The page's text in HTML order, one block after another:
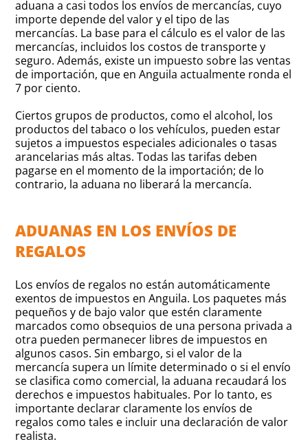
aduana a casi todos los envíos de mercancías, cuyo
importe depende del valor y el tipo de las
mercancías. La base para el cálculo es el valor de las
mercancías, incluidos los costos de transporte y
seguro. Además, existe un impuesto sobre las ventas
de importación, que en Anguila actualmente ronda el
7 por ciento.
Ciertos grupos de productos, como el alcohol, los
productos del tabaco o los vehículos, pueden estar
sujetos a impuestos especiales adicionales o tasas
arancelarias más altas. Todas las tarifas deben
pagarse en el momento de la importación; de lo
contrario, la aduana no liberará la mercancía.
ADUANAS EN LOS ENVÍOS DE
REGALOS
Los envíos de regalos no están automáticamente
exentos de impuestos en Anguila. Los paquetes más
pequeños y de bajo valor que estén claramente
marcados como obsequios de una persona privada a
otra pueden permanecer libres de impuestos en
algunos casos. Sin embargo, si el valor de la
mercancía supera un límite determinado o si el envío
se clasifica como comercial, la aduana recaudará los
derechos e impuestos habituales. Por lo tanto, es
importante declarar claramente los envíos de
regalos como tales e incluir una declaración de valor
realista.